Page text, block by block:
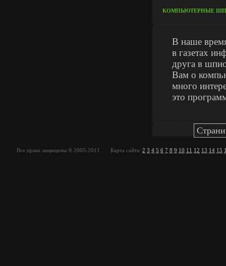
КОМПЬЮТЕРНЫЕ
В наше
в газетах
друга в
Вам о
много
это
Все права защищены ® 2005-2011 Карта сайта: 2 3 4 5 6 7 8 9 10 11 12 13 14 15